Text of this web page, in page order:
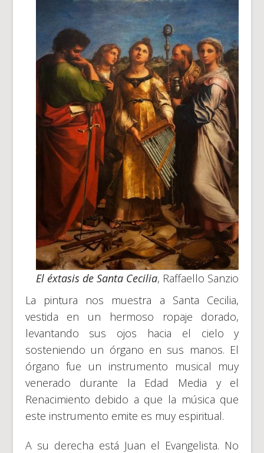
El éxtasis de Santa Cecilia, Raffaello Sanzio
La pintura nos muestra a Santa Cecilia,
vestida en un hermoso ropaje dorado,
levantando sus ojos hacia el cielo y
sosteniendo un órgano en sus manos. El
órgano fue un instrumento musical muy
venerado durante la Edad Media y el
Renacimiento debido a que la música que
este instrumento emite es muy espiritual.
A su derecha está Juan el Evangelista. No